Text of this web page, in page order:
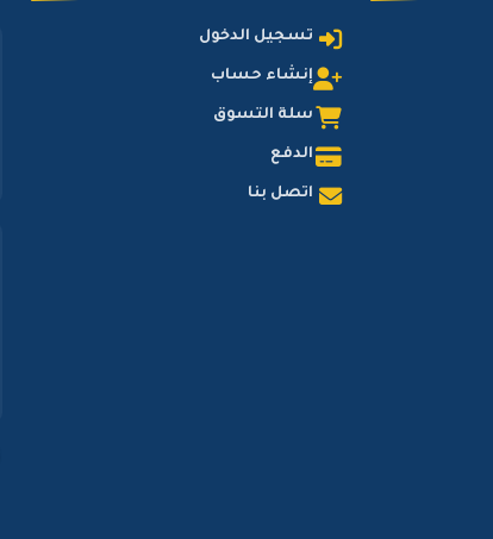
تسجيل الدخول
إنشاء حساب
سلة التسوق
الدفع
اتصل بنا